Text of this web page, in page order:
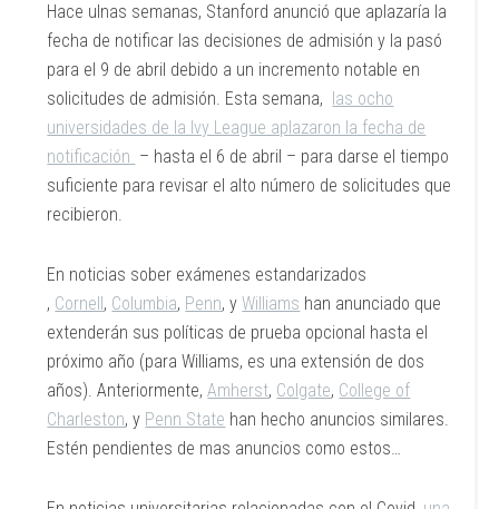
Hace ulnas semanas, Stanford anunció que aplazaría la
fecha de notificar las decisiones de admisión y la pasó
para el 9 de abril debido a un incremento notable en
solicitudes de admisión. Esta semana, las ocho
universidades de la Ivy League aplazaron la fecha de
notificación – hasta el 6 de abril – para darse el tiempo
suficiente para revisar el alto número de solicitudes que
recibieron.
En noticias sober exámenes estandarizados
, Cornell, Columbia, Penn, yWilliams han anunciado que
extenderán sus políticas de prueba opcional hasta el
próximo año (para Williams, es una extensión de dos
años). Anteriormente,Amherst, Colgate, College of
Charleston, y Penn State han hecho anuncios similares.
Estén pendientes de mas anuncios como estos…